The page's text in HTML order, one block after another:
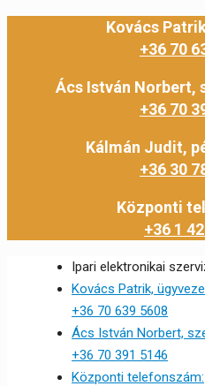
Kovács
+36 70
Ács István
+36 70
Kálmán Judit,
+36 30
Központi
+36 1
Ipari elektronikai
Kovács Patrik,
+36 70 639 5608
Ács István Norbert,
+36 70 391 5146
Központi telefonszám: